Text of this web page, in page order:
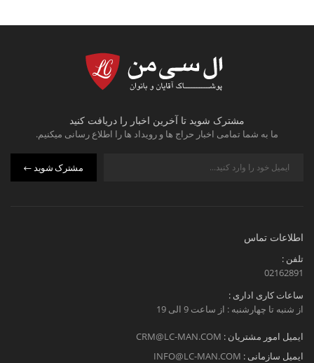
مشترک شوید تا آخرین اخبار را دریافت کنید
ما به شما تمامی اخبار حراج ها و رویداد ها را اطلاع رسانی میکنیم.
مشترک شوید
اطلاعات تماس
تلفن :
02162891
ساعات کاری اداری :
از شنبه تا چهارشنبه : از ساعت 9 الی 19
ایمیل امور مشتریان : CRM@LC-MAN.COM
ایمیل سازمانی : INFO@LC-MAN.COM